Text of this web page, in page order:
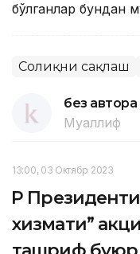
бўлганлар бундан
Соғлиқни сақлаш
без автора
Муаллиф
13:00, 03 Октябр 2023
ҚР
хизмати”